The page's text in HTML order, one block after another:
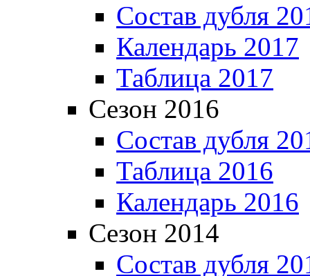
Состав дубля
Календарь 2017
Таблица 2017
Сезон 2016
Состав дубля
Таблица 2016
Календарь 2016
Сезон 2014
Состав дубля